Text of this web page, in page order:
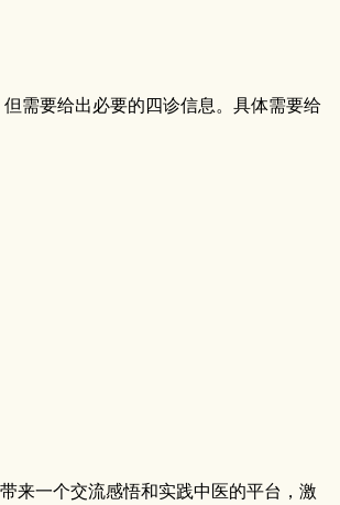
需要给出必要的四诊信息。具体需要给
来一个交流感悟和实践中医的平台，激